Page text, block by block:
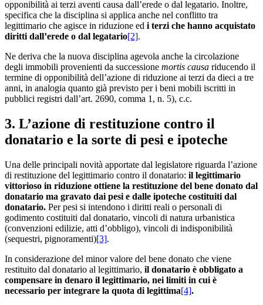
opponibilità ai terzi aventi causa dall’erede o dal legatario. Inoltre,
specifica che la disciplina si applica anche nel conflitto tra
legittimario che agisce in riduzione ed i terzi che hanno acquistato
diritti dall’erede o dal legatario[2].
Ne deriva che la nuova disciplina agevola anche la circolazione
degli immobili provenienti da successione mortis causa riducendo il
termine di opponibilità dell’azione di riduzione ai terzi da dieci a tre
anni, in analogia quanto già previsto per i beni mobili iscritti in
pubblici registri dall’art. 2690, comma 1, n. 5), c.c.
3. L’azione di restituzione contro il
donatario e la sorte di pesi e ipoteche
Una delle principali novità apportate dal legislatore riguarda l’azione
di restituzione del legittimario contro il donatario: il legittimario
vittorioso in riduzione ottiene la restituzione del bene donato dal
donatario ma gravato dai pesi e dalle ipoteche costituiti dal
donatario. Per pesi si intendono i diritti reali o personali di
godimento costituiti dal donatario, vincoli di natura urbanistica
(convenzioni edilizie, atti d’obbligo), vincoli di indisponibilità
(sequestri, pignoramenti)[3].
In considerazione del minor valore del bene donato che viene
restituito dal donatario al legittimario, il donatario è obbligato a
compensare in denaro il legittimario, nei limiti in cui è
necessario per integrare la quota di legittima[4].